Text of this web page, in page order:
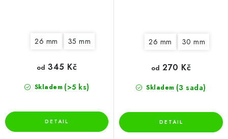
26 mm 35 mm
Skladem (>5 ks)
od 345 Kč
26 mm 30 mm
Skladem (3 sada)
od 270 Kč